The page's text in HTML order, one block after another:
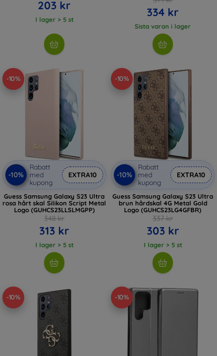
203 kr
I lager > 5 st
334 kr
Sista varan i lager
-10%
-10%
Rabatt
med
kupong
EXTRA10
Guess Samsung Galaxy S23 Ultra
rosa hårt skal Silikon Script Metal
Logo (GUHCS23LLSLMGPP)
348 kr
313 kr
I lager > 5 st
-10%
-10%
Rabatt
med
kupong
EXTRA10
Guess Samsung Galaxy S23 Ultra
brun hårdskal 4G Metal Gold
Logo (GUHCS23LG4GFBR)
337 kr
303 kr
I lager > 5 st
-10% -10%